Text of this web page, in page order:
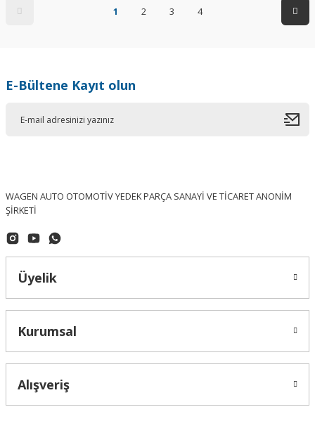
1 2 3 4
E-Bültene Kayıt olun
WAGEN AUTO OTOMOTİV YEDEK PARÇA SANAYİ VE TİCARET ANONİM
ŞİRKETİ
Üyelik
Kurumsal
Alışveriş